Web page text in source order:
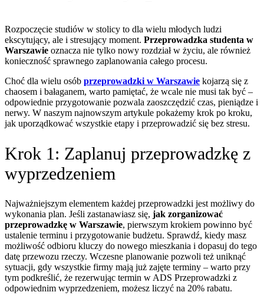
Rozpoczęcie studiów w stolicy to dla wielu młodych ludzi
ekscytujący, ale i stresujący moment. Przeprowadzka studenta w
Warszawie oznacza nie tylko nowy rozdział w życiu, ale również
konieczność sprawnego zaplanowania całego procesu.
Choć dla wielu osób przeprowadzki w Warszawie kojarzą się z
chaosem i bałaganem, warto pamiętać, że wcale nie musi tak być –
odpowiednie przygotowanie pozwala zaoszczędzić czas, pieniądze i
nerwy. W naszym najnowszym artykule pokażemy krok po kroku,
jak uporządkować wszystkie etapy i przeprowadzić się bez stresu.
Krok 1: Zaplanuj przeprowadzkę z
wyprzedzeniem
Najważniejszym elementem każdej przeprowadzki jest możliwy do
wykonania plan. Jeśli zastanawiasz się, jak zorganizować
przeprowadzkę w Warszawie, pierwszym krokiem powinno być
ustalenie terminu i przygotowanie budżetu. Sprawdź, kiedy masz
możliwość odbioru kluczy do nowego mieszkania i dopasuj do tego
datę przewozu rzeczy. Wczesne planowanie pozwoli też uniknąć
sytuacji, gdy wszystkie firmy mają już zajęte terminy – warto przy
tym podkreślić, że rezerwując termin w ADS Przeprowadzki z
odpowiednim wyprzedzeniem, możesz liczyć na 20% rabatu.